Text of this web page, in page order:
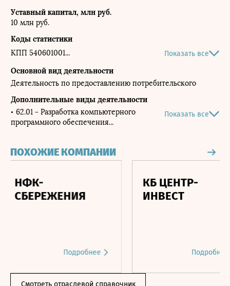
Уставный капитал, млн руб.
10 млн руб.
Коды статистики
КПП 540601001
ОКПО 83062464
ОКАТО 50401386000
ОКТМО 50701000001
ОКОГУ 4210014
Показать все
Основной вид деятельности
Деятельность по предоставлению потребительского
Дополнительные виды деятельности
62.01 - Разработка компьютерного
программного обеспечения
Показать все
ПОХОЖИЕ КОМПАНИИ
ИНВЕСТ
Смотреть отраслевой справочник